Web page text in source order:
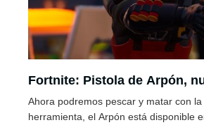
Fortnite: Pistola de Arpón,
Ahora podremos pescar y matar con la
herramienta, el Arpón está disponible